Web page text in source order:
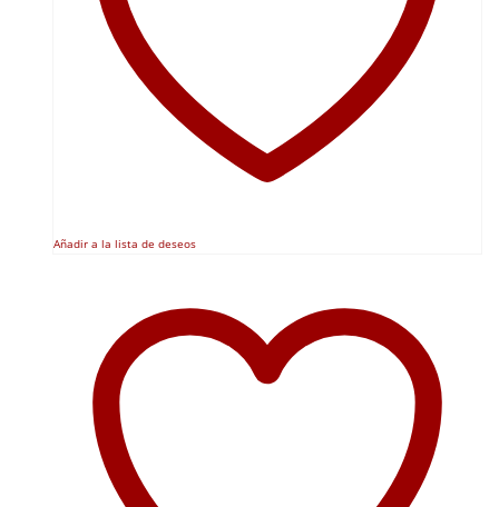
Añadir a la lista de deseos